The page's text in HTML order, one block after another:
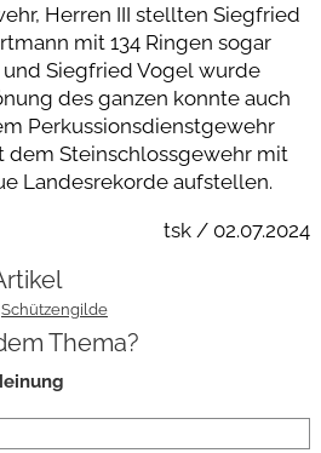
Herren III stellten Siegfried
mit 134 Ringen sogar
Siegfried Vogel wurde
des ganzen konnte auch
Perkussionsdienstgewehr
dem Steinschlossgewehr mit
Landesrekorde aufstellen.
tsk / 02.07.2024
Schützengilde
Thema?